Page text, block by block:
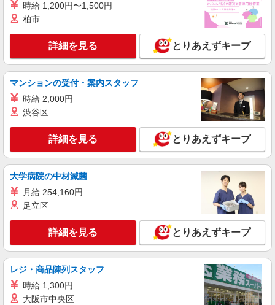
時給 1,200円〜1,500円
柏市
詳細を見る とりあえずキープ
マンションの受付・案内スタッフ
時給 2,000円
渋谷区
詳細を見る とりあえずキープ
大学病院の中材滅菌
月給 254,160円
足立区
詳細を見る とりあえずキープ
レジ・商品陳列スタッフ
時給 1,300円
大阪市中央区